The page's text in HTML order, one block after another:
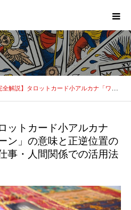
説】タロットカード小アルカナ「ワンドのクイーン」の意味と正逆位置の読み方｜恋愛・仕事・人間関係での活用法
ットカード小アルカナ
ン」の意味と正逆位置の
事・人間関係での活用法